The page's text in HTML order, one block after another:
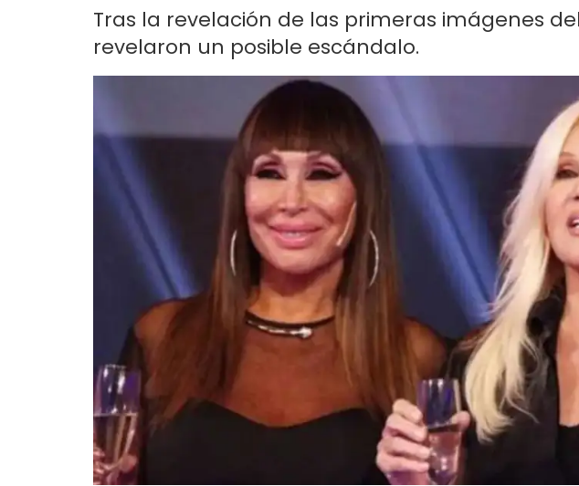
Tras la revelación de las primeras imágenes
revelaron un posible escándalo.